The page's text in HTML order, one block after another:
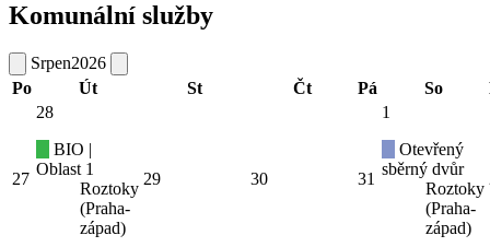
Komunální služby
Srpen2026
Po
Út St Čt Pá So
27
28
BIO |
Oblast 1
Roztoky
(Praha-
západ)
29 30 31
1
Otevřený
sběrný dvůr
Roztoky
(Praha-
západ)